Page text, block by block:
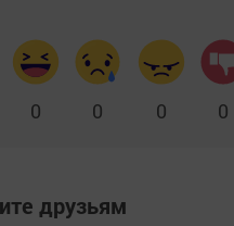
0 0 0 0
друзьям